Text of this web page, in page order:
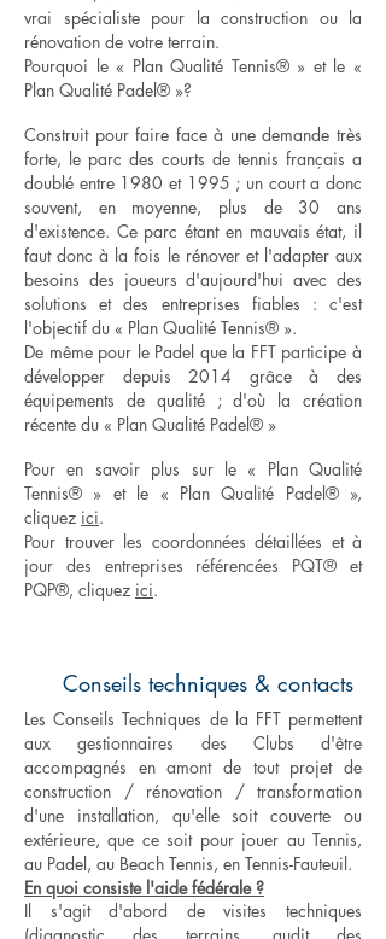
vrai spécialiste pour la construction ou la
rénovation de votre terrain.
Pourquoi le « Plan Qualité Tennis® » et le «
Plan Qualité Padel® »?
Construit pour faire face à une demande très
forte, le parc des courts de tennis français a
doublé entre 1980 et 1995 ; un court a donc
souvent, en moyenne, plus de 30 ans
d'existence. Ce parc étant en mauvais état, il
faut donc à la fois le rénover et l'adapter aux
besoins des joueurs d'aujourd'hui avec des
solutions et des entreprises fiables : c'est
l'objectif du « Plan Qualité Tennis® ».
De même pour le Padel que la FFT participe à
développer depuis 2014 grâce à des
équipements de qualité ; d'où la création
récente du « Plan Qualité Padel® »
Pour en savoir plus sur le « Plan Qualité
Tennis® » et le « Plan Qualité Padel® »,
cliquez ici.
Pour trouver les coordonnées détaillées et à
jour des entreprises référencées PQT® et
PQP®, cliquez ici.
Conseils techniques & contacts
Les Conseils Techniques de la FFT permettent
aux gestionnaires des Clubs d'être
accompagnés en amont de tout projet de
construction / rénovation / transformation
d'une installation, qu'elle soit couverte ou
extérieure, que ce soit pour jouer au Tennis,
au Padel, au Beach Tennis, en Tennis-Fauteuil.
En quoi consiste l'aide fédérale ?
Il s'agit d'abord de visites techniques